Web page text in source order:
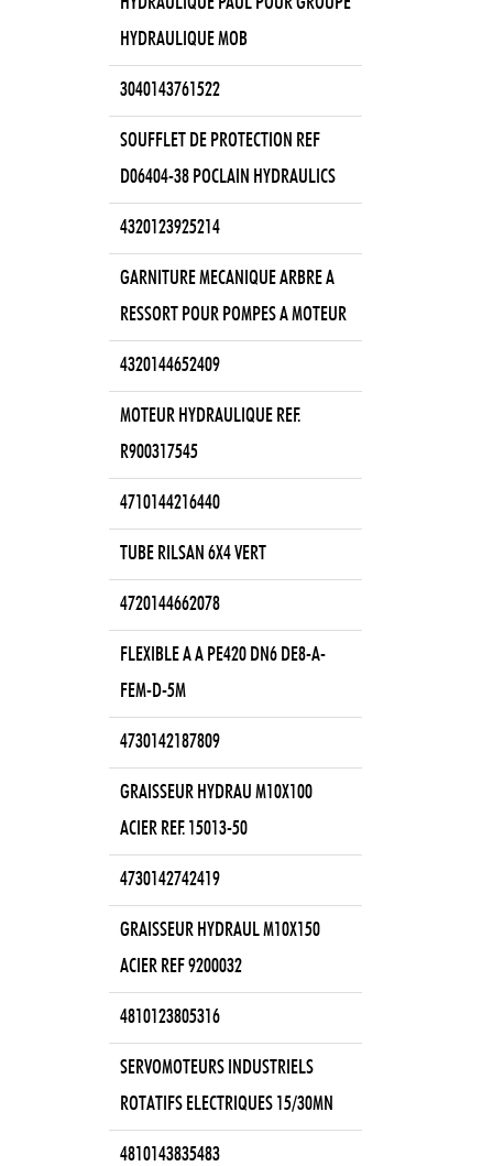
HYDRAULIQUE MOB
3040143761522
SOUFFLET DE PROTECTION REF
D06404-38 POCLAIN HYDRAULICS
4320123925214
GARNITURE MECANIQUE ARBRE A
RESSORT POUR POMPES A MOTEUR
4320144652409
MOTEUR HYDRAULIQUE REF.
R900317545
4710144216440
TUBE RILSAN 6X4 VERT
4720144662078
FLEXIBLE A A PE420 DN6 DE8-A-
FEM-D-5M
4730142187809
GRAISSEUR HYDRAU M10X100
ACIER REF. 15013-50
4730142742419
GRAISSEUR HYDRAUL M10X150
ACIER REF 9200032
4810123805316
SERVOMOTEURS INDUSTRIELS
ROTATIFS ELECTRIQUES 15/30MN
4810143835483